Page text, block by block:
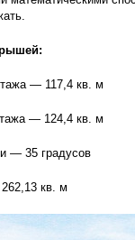
— 117,4 кв. м
— 124,4 кв. м
— 35 градусов
кв. м